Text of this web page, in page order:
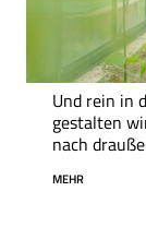
Und rein in
gestalten
nach
MEHR